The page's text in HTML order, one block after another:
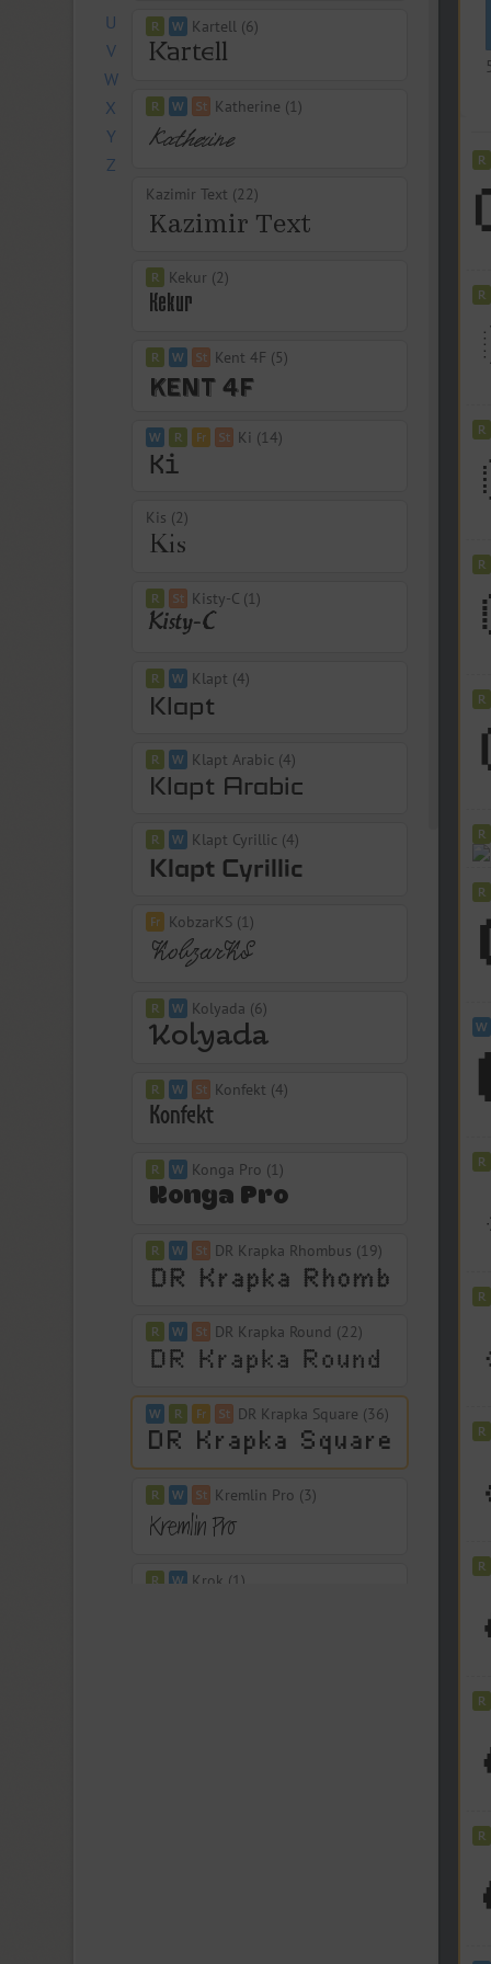
U
V
W
X
Y
Z
Kartell (6)
Katherine (1)
Kazimir Text (22)
Kekur (2)
Kent 4F (5)
Ki (14)
Kis (2)
Kisty-C (1)
Klapt (4)
Klapt Arabic (4)
Klapt Cyrillic (4)
KobzarKS (1)
Kolyada (6)
Konfekt (4)
Konga Pro (1)
DR Krapka Rhombus (19)
DR Krapka Round (22)
DR Krapka Square (36)
Kremlin Pro (3)
Krok (1)